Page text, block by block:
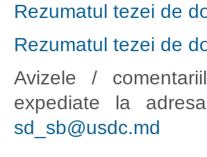
Rezumatul tezei de
Rezumatul tezei de
Avizele /
expediate la
sd_sb@usdc.md